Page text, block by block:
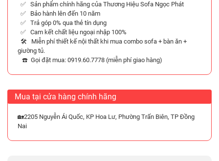
✅ Sản phẩm chính hãng của Thương Hiệu Sofa Ngọc Phát
✅ Bảo hành lên đến 10 năm
✅ Trả góp 0% qua thẻ tín dụng
✅ Cam kết chất liệu ngoại nhập 100%
🛠️ Miễn phí thiết kế nội thất khi mua combo sofa + bàn ăn +
giường tủ.
☎️ Gọi đặt mua: 0919.60.7778 (miễn phí giao hàng)
Mua tại cửa hàng chính hãng
🏡2205 Nguyễn Ái Quốc, KP Hoa Lư, Phường Trấn Biên, TP Đồng
Nai